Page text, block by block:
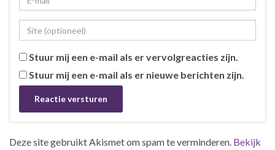
Stuur mij een e-mail als er vervolgreacties zijn.
Stuur mij een e-mail als er nieuwe berichten zijn.
Deze site gebruikt Akismet om spam te verminderen. Bekijk